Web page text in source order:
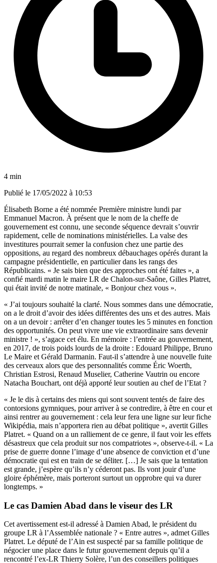
4 min
Publié le 17/05/2022 à 10:53
Élisabeth Borne a été nommée Première ministre lundi par
Emmanuel Macron. À présent que le nom de la cheffe de
gouvernement est connu, une seconde séquence devrait s’ouvrir
rapidement, celle de nominations ministérielles. La valse des
investitures pourrait semer la confusion chez une partie des
oppositions, au regard des nombreux débauchages opérés durant la
campagne présidentielle, en particulier dans les rangs des
Républicains. « Je sais bien que des approches ont été faites », a
confié mardi matin le maire LR de Chalon-sur-Saône, Gilles Platret,
qui était invité de notre matinale, « Bonjour chez vous ».
« J’ai toujours souhaité la clarté. Nous sommes dans une démocratie,
on a le droit d’avoir des idées différentes des uns et des autres. Mais
on a un devoir : arrêter d’en changer toutes les 5 minutes en fonction
des opportunités. On peut vivre une vie extraordinaire sans devenir
ministre ! », s’agace cet élu. En mémoire : l’entrée au gouvernement,
en 2017, de trois poids lourds de la droite : Edouard Philippe, Bruno
Le Maire et Gérald Darmanin. Faut-il s’attendre à une nouvelle fuite
des cerveaux alors que des personnalités comme Éric Woerth,
Christian Estrosi, Renaud Muselier, Catherine Vautrin ou encore
Natacha Bouchart, ont déjà apporté leur soutien au chef de l’Etat ?
« Je le dis à certains des miens qui sont souvent tentés de faire des
contorsions gymniques, pour arriver à se contredire, à être en cour et
ainsi rentrer au gouvernement : cela leur fera une ligne sur leur fiche
Wikipédia, mais n’apportera rien au débat politique », avertit Gilles
Platret. « Quand on a un ralliement de ce genre, il faut voir les effets
désastreux que cela produit sur nos compatriotes », observe-t-il. « La
prise de guerre donne l’image d’une absence de conviction et d’une
démocratie qui est en train de se déliter. […] Je sais que la tentation
est grande, j’espère qu’ils n’y céderont pas. Ils vont jouir d’une
gloire éphémère, mais porteront surtout un opprobre qui va durer
longtemps. »
Le cas Damien Abad dans le viseur des LR
Cet avertissement est-il adressé à Damien Abad, le président du
groupe LR à l’Assemblée nationale ? « Entre autres », admet Gilles
Platret. Le député de l’Ain est suspecté par sa famille politique de
négocier une place dans le futur gouvernement depuis qu’il a
rencontré l’ex-LR Thierry Solère, l’un des conseillers politiques